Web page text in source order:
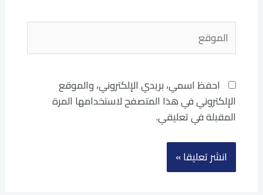
الموقع
احفظ اسمي، بريدي الإلكتروني، والموقع
الإلكتروني في هذا المتصفح لاستخدامها المرة
المقبلة في تعليقي.